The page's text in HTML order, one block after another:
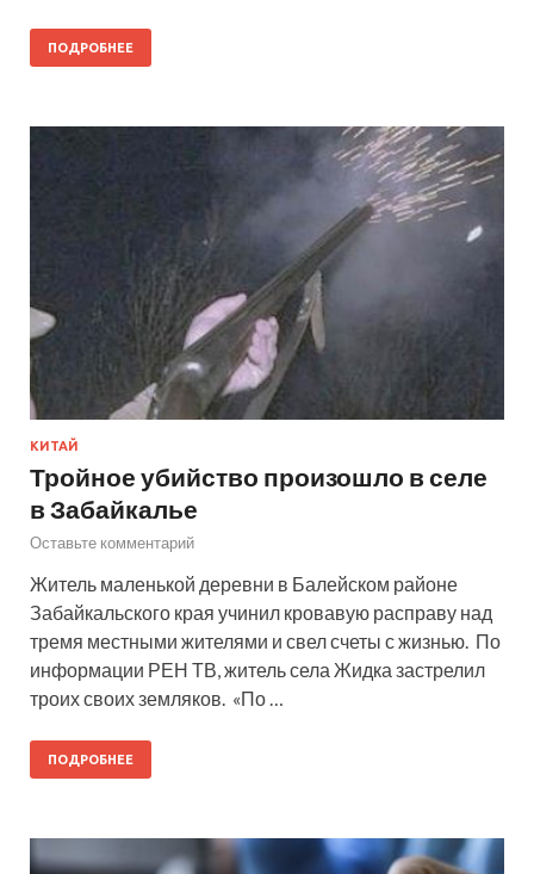
ПОДРОБНЕЕ
КИТАЙ
Тройное убийство произошло в селе
в Забайкалье
Оставьте комментарий
Житель маленькой деревни в Балейском районе
Забайкальского края учинил кровавую расправу над
тремя местными жителями и свел счеты с жизнью. По
информации РЕН ТВ, житель села Жидка застрелил
троих своих земляков. «По …
ПОДРОБНЕЕ